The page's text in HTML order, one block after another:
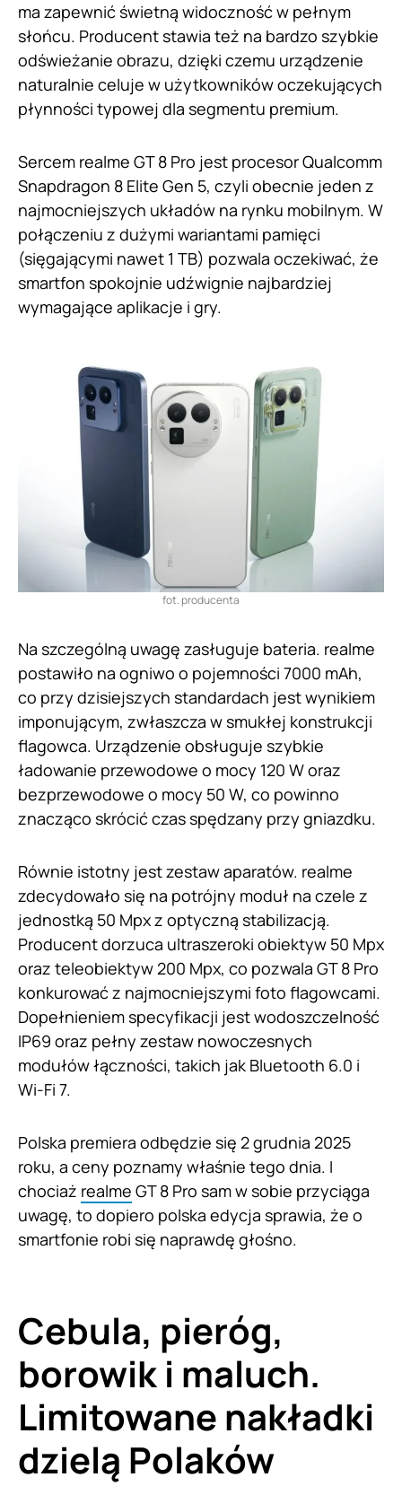
ma zapewnić świetną widoczność w pełnym
słońcu. Producent stawia też na bardzo szybkie
odświeżanie obrazu, dzięki czemu urządzenie
naturalnie celuje w użytkowników oczekujących
płynności typowej dla segmentu premium.
Sercem realme GT 8 Pro jest procesor Qualcomm
Snapdragon 8 Elite Gen 5, czyli obecnie jeden z
najmocniejszych układów na rynku mobilnym. W
połączeniu z dużymi wariantami pamięci
(sięgającymi nawet 1 TB) pozwala oczekiwać, że
smartfon spokojnie udźwignie najbardziej
wymagające aplikacje i gry.
fot. producenta
Na szczególną uwagę zasługuje bateria. realme
postawiło na ogniwo o pojemności 7000 mAh,
co przy dzisiejszych standardach jest wynikiem
imponującym, zwłaszcza w smukłej konstrukcji
flagowca. Urządzenie obsługuje szybkie
ładowanie przewodowe o mocy 120 W oraz
bezprzewodowe o mocy 50 W, co powinno
znacząco skrócić czas spędzany przy gniazdku.
Równie istotny jest zestaw aparatów. realme
zdecydowało się na potrójny moduł na czele z
jednostką 50 Mpx z optyczną stabilizacją.
Producent dorzuca ultraszeroki obiektyw 50 Mpx
oraz teleobiektyw 200 Mpx, co pozwala GT 8 Pro
konkurować z najmocniejszymi foto flagowcami.
Dopełnieniem specyfikacji jest wodoszczelność
IP69 oraz pełny zestaw nowoczesnych
modułów łączności, takich jak Bluetooth 6.0 i
Wi-Fi 7.
Polska premiera odbędzie się 2 grudnia 2025
roku, a ceny poznamy właśnie tego dnia. I
chociaż realme GT 8 Pro sam w sobie przyciąga
uwagę, to dopiero polska edycja sprawia, że o
smartfonie robi się naprawdę głośno.
Cebula, pieróg,
borowik i maluch.
Limitowane nakładki
dzielą Polaków